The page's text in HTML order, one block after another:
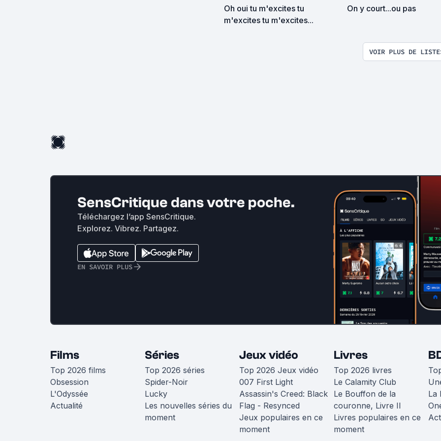
Oh oui tu m'excites tu
m'excites tu m'excites...
On y court...ou pas
VOIR PLUS DE
SensCritique dans votre poche.
Téléchargez l’app SensCritique.
Explorez. Vibrez. Partagez.
EN SAVOIR PLUS
Films
Top 2026 films
Obsession
L'Odyssée
Actualité
Séries
Top 2026 séries
Spider-Noir
Lucky
Les nouvelles séries du
moment
Jeux vidéo
Top 2026 Jeux vidéo
007 First Light
Assassin's Creed: Black
Flag - Resynced
Jeux populaires en ce
moment
Livres
Top 2026 livres
Le Calamity Club
Le Bouffon de la
couronne, Livre II
Livres populaires en ce
moment
La